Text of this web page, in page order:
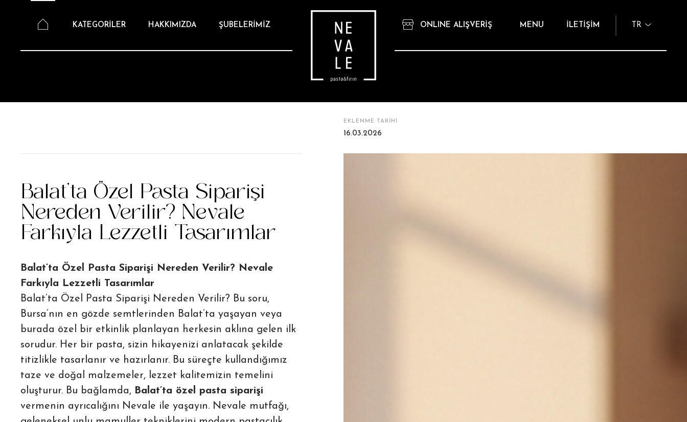
KATEGORİLER HAKKIMIZDA ŞUBELERİMİZ ONLINE ALIŞVERİŞ MENU İLETİŞİM TR
EKLENME TARİHİ
16.03.2026
Balat’ta Özel Pasta Siparişi
Nereden Verilir? Nevale
Farkıyla Lezzetli Tasarımlar
Balat’ta Özel Pasta Siparişi Nereden Verilir? Nevale
Farkıyla Lezzetli Tasarımlar
Balat’ta Özel Pasta Siparişi Nereden Verilir? Bu soru,
Bursa’nın en gözde semtlerinden Balat’ta yaşayan veya
burada özel bir etkinlik planlayan herkesin aklına gelen ilk
sorudur. Her bir pasta, sizin hikayenizi anlatacak şekilde
titizlikle tasarlanır ve hazırlanır. Bu süreçte kullandığımız
taze ve doğal malzemeler, lezzet kalitemizin temelini
oluşturur. Bu bağlamda, Balat’ta özel pasta siparişi
vermenin ayrıcalığını Nevale ile yaşayın. Nevale mutfağı,